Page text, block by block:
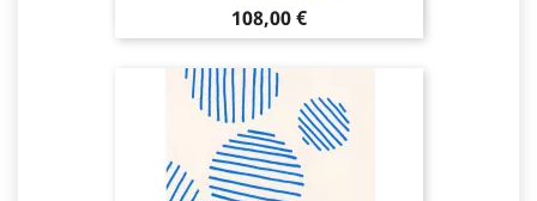
Hinta
108,00 €